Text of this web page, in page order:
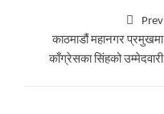
Prev
काठमाडौं महानगर प्रमुखमा
काँग्रेसका सिंहको उम्मेदवारी